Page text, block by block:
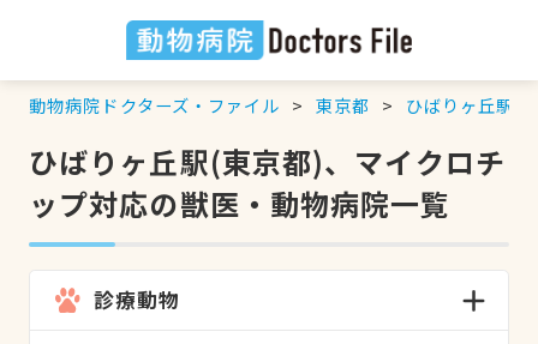
動物病院ドクターズ・ファイル 東京都 ひばりヶ丘駅
ひばりヶ丘駅(東京都)、マイクロチ
ップ対応の獣医・動物病院一覧
診療動物